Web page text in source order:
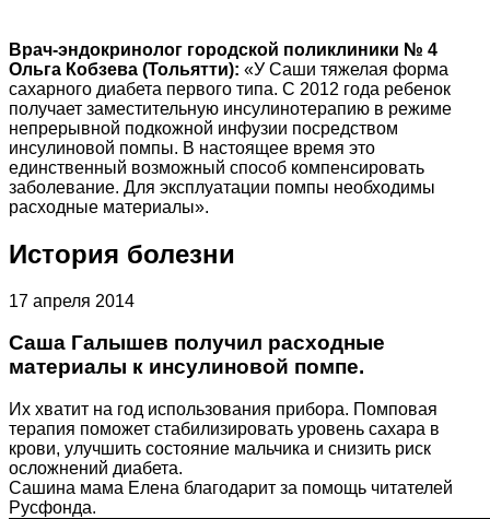
Врач-эндокринолог городской поликлиники № 4
Ольга Кобзева (Тольятти): «У Саши тяжелая форма
сахарного диабета первого типа. С 2012 года ребенок
получает заместительную инсулинотерапию в режиме
непрерывной подкожной инфузии посредством
инсулиновой помпы. В настоящее время это
единственный возможный способ компенсировать
заболевание. Для эксплуатации помпы необходимы
расходные материалы».
История болезни
17 апреля 2014
Саша Галышев получил расходные
материалы к инсулиновой помпе.
Их хватит на год использования прибора. Помповая
терапия поможет стабилизировать уровень сахара в
крови, улучшить состояние мальчика и снизить риск
осложнений диабета.
Сашина мама Елена благодарит за помощь читателей
Русфонда.